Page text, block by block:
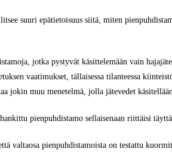
suuri epätietoisuus siitä, miten
jotka pystyvät käsittelemään vain
vaatimukset, tällaisessa tilanteessa
jokin muu menetelmä, jolla jätevedet
pienpuhdistamo sellaisenaan riittäisi
valtaosa pienpuhdistamoista on testattu